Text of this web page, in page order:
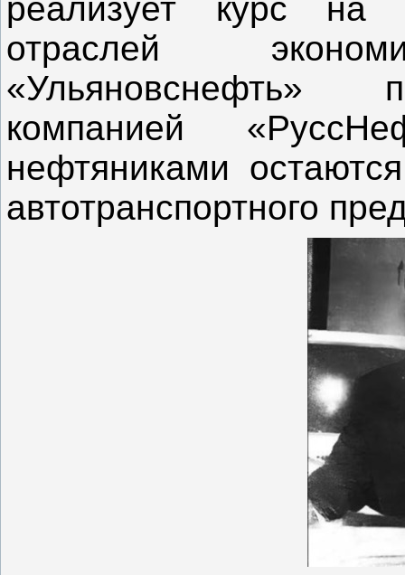
реализует курс на
отраслей
«Ульяновснефть»
компанией
нефтяниками
автотранспортного